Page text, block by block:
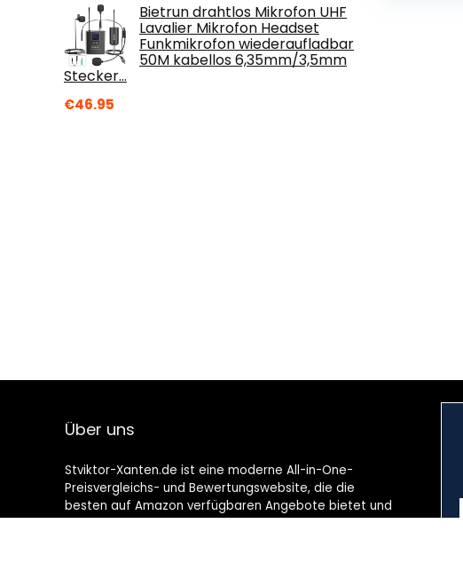
Bietrun drahtlos Mikrofon UHF
Lavalier Mikrofon Headset
Funkmikrofon wiederaufladbar
50M kabellos 6,35mm/3,5mm
Stecker…
€46.95
Über uns
Stviktor-Xanten.de ist eine moderne All-in-One-
Preisvergleichs- und Bewertungswebsite, die die
besten auf Amazon verfügbaren Angebote bietet und
Sie durch die neuesten hinzugefügten Blogs auf dem